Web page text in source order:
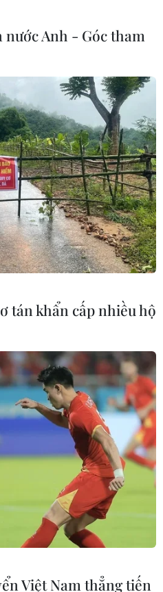
MỤC
Quốc
nước Anh - Góc tham
tán khẩn cấp nhiều hộ
Việt Nam thẳng tiến